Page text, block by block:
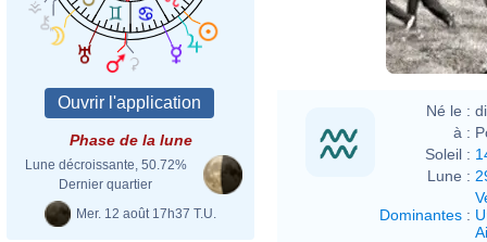
Phase de la lune
Lune décroissante, 50.72%
Dernier quartier
Mer. 12 août 17h37 T.U.
Né le :
à :
Soleil :
Lune :
Dominantes :